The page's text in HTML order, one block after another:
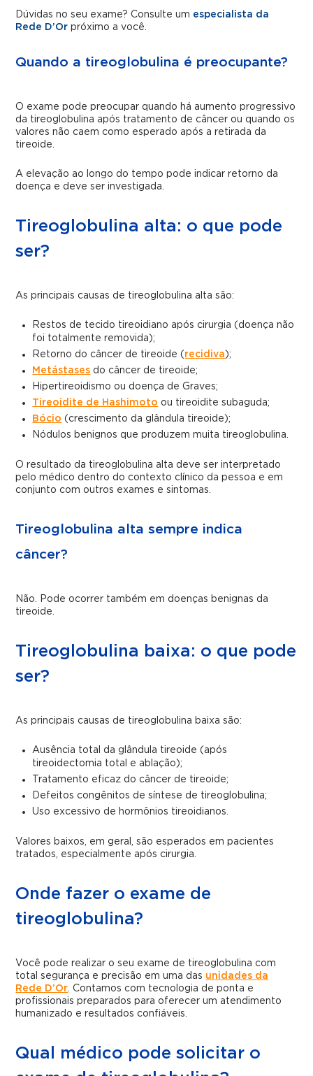
Dúvidas no seu exame? Consulte um especialista da
Rede D’Or próximo a você.
Quando a tireoglobulina é preocupante?
O exame pode preocupar quando há aumento progressivo
da tireoglobulina após tratamento de câncer ou quando os
valores não caem como esperado após a retirada da
tireoide.
A elevação ao longo do tempo pode indicar retorno da
doença e deve ser investigada.
Tireoglobulina alta: o que pode
ser?
As principais causas de tireoglobulina alta são:
Restos de tecido tireoidiano após cirurgia (doença não
foi totalmente removida);
Retorno do câncer de tireoide ( recidiva );
Metástases do câncer de tireoide;
Hipertireoidismo ou doença de Graves;
Tireoidite de Hashimoto ou tireoidite subaguda;
Bócio (crescimento da glândula tireoide);
Nódulos benignos que produzem muita tireoglobulina.
O resultado da tireoglobulina alta deve ser interpretado
pelo médico dentro do contexto clínico da pessoa e em
conjunto com outros exames e sintomas.
Tireoglobulina alta sempre indica
câncer?
Não. Pode ocorrer também em doenças benignas da
tireoide.
Tireoglobulina baixa: o que pode
ser?
As principais causas de tireoglobulina baixa são:
Ausência total da glândula tireoide (após
tireoidectomia total e ablação);
Tratamento eficaz do câncer de tireoide;
Defeitos congênitos de síntese de tireoglobulina;
Uso excessivo de hormônios tireoidianos.
Valores baixos, em geral, são esperados em pacientes
tratados, especialmente após cirurgia.
Onde fazer o exame de
tireoglobulina?
Você pode realizar o seu exame de tireoglobulina com
total segurança e precisão em uma das unidades da
Rede D’Or. Contamos com tecnologia de ponta e
profissionais preparados para oferecer um atendimento
humanizado e resultados confiáveis.
Qual médico pode solicitar o